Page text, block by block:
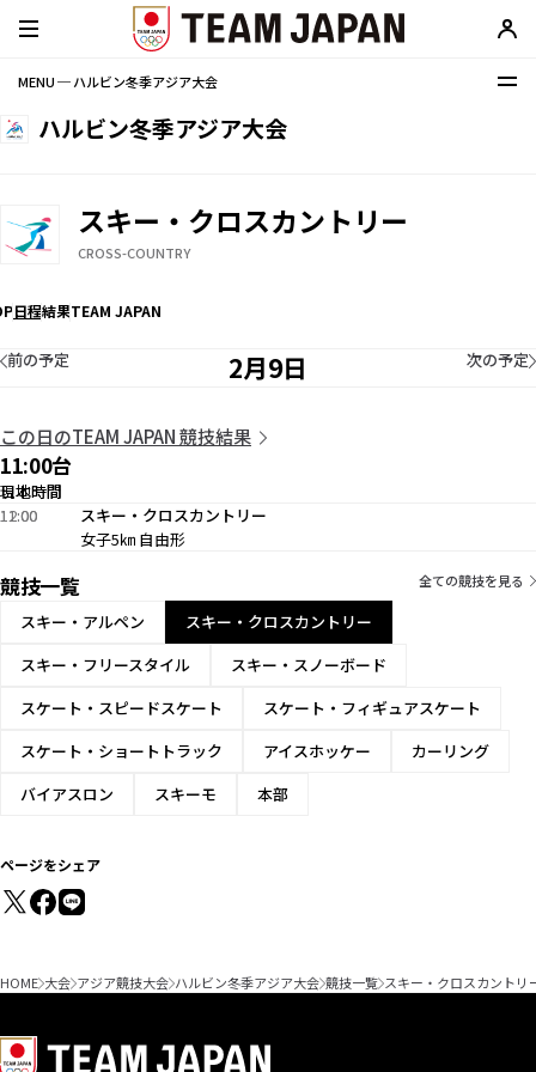
MENU ─ ハルビン冬季アジア大会
ハルビン冬季アジア大会
スキー・クロスカントリー
CROSS-COUNTRY
日程結果TEAM JAPAN
2月9日
前の予定 次の予定
この日のTEAM JAPAN 競技結果
11:00台
現地時間
日本時間
11:00
12:00
スキー・クロスカントリー
女子5㎞ 自由形
競技一覧 全ての競技を見る
スキー・アルペン
スキー・クロスカントリー
スキー・フリースタイル
スキー・スノーボード
スケート・スピードスケート
スケート・フィギュアスケート
スケート・ショートトラック
アイスホッケー
カーリング
バイアスロン
スキーモ 本部
ページをシェア
HOME 大会 アジア競技大会 ハルビン冬季アジア大会 競技一覧 スキー・クロスカントリ